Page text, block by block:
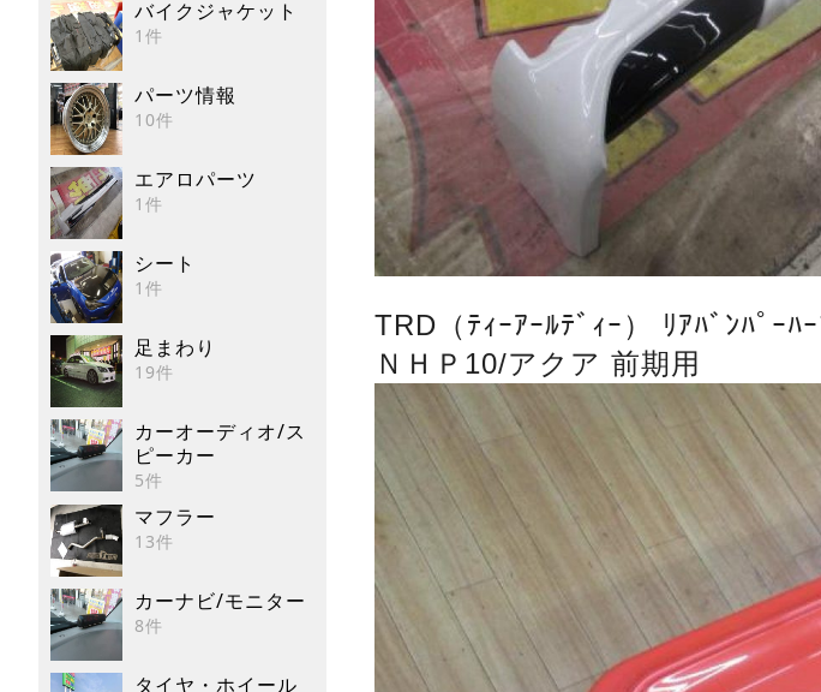
バイクジャケット
1件
パーツ情報
10件
エアロパーツ
1件
シート
1件
足まわり
19件
カーオーディオ/ス
ピーカー
5件
マフラー
13件
カーナビ/モニター
8件
タイヤ・ホイール
TRD（ﾃｨｰｱｰﾙﾃﾞｨｰ） ﾘｱﾊﾞﾝﾊﾟｰﾊ
ＮＨＰ10/アクア 前期用